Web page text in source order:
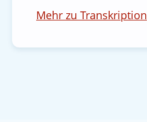
Mehr zu Transkription